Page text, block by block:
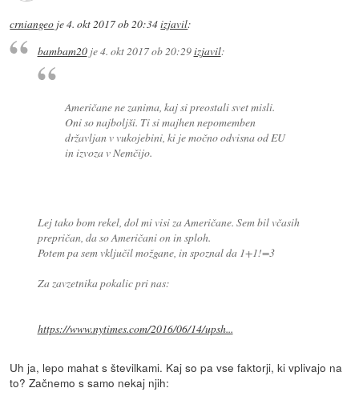
crniangeo je4. okt 2017 ob 20:34izjavil:
bambam20je4. okt 2017 ob 20:29izjavil:
Američane ne zanima, kaj si preostali svet misli.
Oni so najboljši. Ti si majhen nepomemben
državljan v vukojebini, ki je močno odvisna od EU
in izvoza v Nemčijo.
Lej tako bom rekel, dol mi visi za Američane. Sem bil včasih
prepričan, da so Američani on in sploh.
Potem pa sem vključil možgane, in spoznal da 1+1!=3
Za zavzetnika pokalic pri nas:
https://www.nytimes.com/2016/06/14/upsh...
Uh ja, lepo mahat s številkami. Kaj so pa vse faktorji, ki vplivajo na
to? Začnemo s samo nekaj njih: